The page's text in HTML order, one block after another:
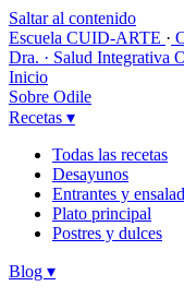
Saltar al contenido
Escuela CUID-ARTE ·
Dra. · Salud Integrativa
Inicio
Sobre Odile
Recetas ▾
Todas las recetas
Desayunos
Entrantes y
Plato principal
Postres y dulces
Blog ▾